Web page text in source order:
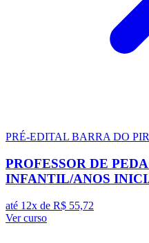
PRÉ-EDITAL BARRA DO
PROFESSOR DE
INFANTIL/ANOS
até 12x de R$ 55,72
Ver curso